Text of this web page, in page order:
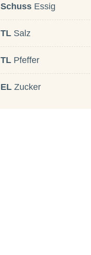
Schuss Essig
TL Salz
TL Pfeffer
EL Zucker